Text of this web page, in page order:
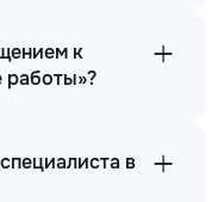
к
работы»?
в